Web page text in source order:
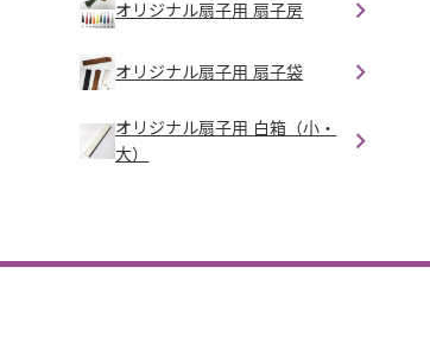
オリジナル扇子用 扇子房
オリジナル扇子用 扇子袋
オリジナル扇子用 白箱（小・
大）